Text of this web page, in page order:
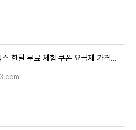
넷플릭스 한달 무료 체험 쿠폰 요금제 가격 비교 OTT 공유사이트